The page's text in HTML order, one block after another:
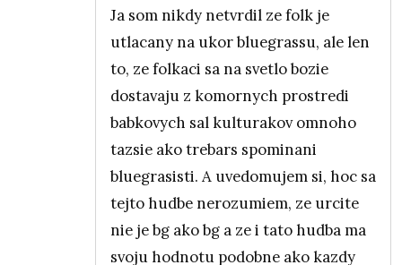
Ja som nikdy netvrdil ze folk je
utlacany na ukor bluegrassu, ale len
to, ze folkaci sa na svetlo bozie
dostavaju z komornych prostredi
babkovych sal kulturakov omnoho
tazsie ako trebars spominani
bluegrasisti. A uvedomujem si, hoc sa
tejto hudbe nerozumiem, ze urcite
nie je bg ako bg a ze i tato hudba ma
svoju hodnotu podobne ako kazdy